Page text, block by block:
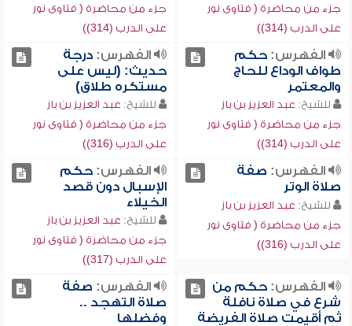
جزء من محاضرة ( فتاوى نور
على الدرب (314))
جزء من محاضرة ( فتاوى نور
على الدرب (314))
الفهرس:حكم
طواف الوداع للحاج
والمعتمر
للشيخ: عبد العزيز بن باز
جزء من محاضرة ( فتاوى نور
على الدرب (314))
الفهرس:درجة
حديث: (ليس على
مستكره طلاق)
للشيخ: عبد العزيز بن باز
جزء من محاضرة ( فتاوى نور
على الدرب (316))
الفهرس: صفة
صلاة الوتر
للشيخ: عبد العزيز بن باز
جزء من محاضرة ( فتاوى نور
على الدرب (316))
الفهرس:حكم
الإسبال دون قصد
الخيلاء
للشيخ: عبد العزيز بن باز
جزء من محاضرة ( فتاوى نور
على الدرب (317))
الفهرس:حكم من
شرع في صلاة نافلة
ثم أقيمت صلاة الفريضة
الفهرس: صفة
صلاة التهجد ..
وفضلها